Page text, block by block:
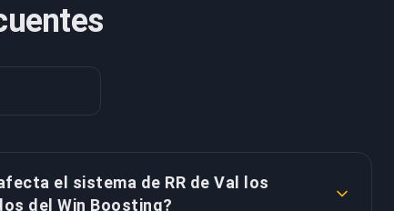
el sistema de RR de Val los
del Win Boosting?